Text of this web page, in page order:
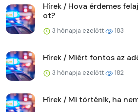
Hírek / Hova érdemes
ot?
3 hónapja ezelőtt 183
Hírek / Miért fontos az
3 hónapja ezelőtt 182
Hírek / Mi történik, ha